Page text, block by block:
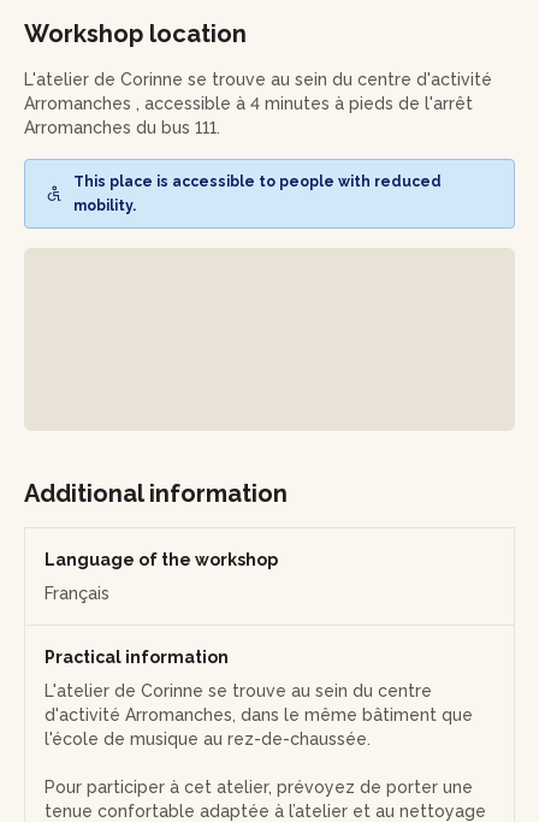
l'aide d'un moule.
Pour réalisez vos cuillères, il vous faudra sculpter dans la
masse et modeler ses formes.
uni avec un émail qu'elle appliquera. Vous aurez l'embarras
du choix face à la diversité d'émaux et d'engobes qu'elle
Workshop location
L'atelier de Corinne se trouve au sein du centre d'activité
Arromanches , accessible à 4 minutes à pieds de l'arrêt
Arromanches du bus 111.
This place is accessible to people with reduced
mobility.
Additional information
Language of the workshop
Français
Practical information
L'atelier de Corinne se trouve au sein du centre
d'activité Arromanches, dans le même bâtiment que
l'école de musique au rez-de-chaussée.
Pour participer à cet atelier, prévoyez de porter une
tenue confortable adaptée à l’atelier et au nettoyage